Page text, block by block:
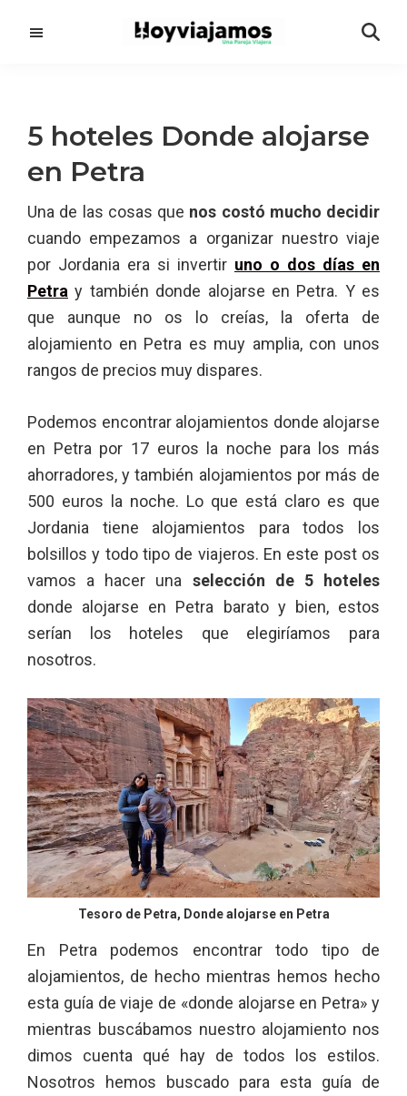
principal
5 hoteles Donde alojarse
en Petra
Una de las cosas que nos costó mucho decidir
cuando empezamos a organizar nuestro viaje
por Jordania era si invertir uno o dos días en
Petra y también donde alojarse en Petra. Y es
que aunque no os lo creías, la oferta de
alojamiento en Petra es muy amplia, con unos
rangos de precios muy dispares.
Podemos encontrar alojamientos donde alojarse
en Petra por 17 euros la noche para los más
ahorradores, y también alojamientos por más de
500 euros la noche. Lo que está claro es que
Jordania tiene alojamientos para todos los
bolsillos y todo tipo de viajeros. En este post os
vamos a hacer una selección de 5 hoteles
donde alojarse en Petra barato y bien, estos
serían los hoteles que elegiríamos para
nosotros.
Tesoro de Petra, Donde alojarse en Petra
En Petra podemos encontrar todo tipo de
alojamientos, de hecho mientras hemos hecho
esta guía de viaje de «donde alojarse en Petra» y
mientras buscábamos nuestro alojamiento nos
dimos cuenta qué hay de todos los estilos.
Nosotros hemos buscado para esta guía de